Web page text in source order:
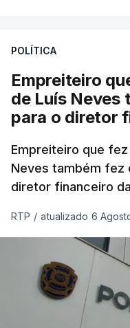
POLÍTICA
Empreiteiro
de Luís Neves
para o diretor
Empreiteiro que
Neves também fez
diretor financeiro
RTP / atualizado 6